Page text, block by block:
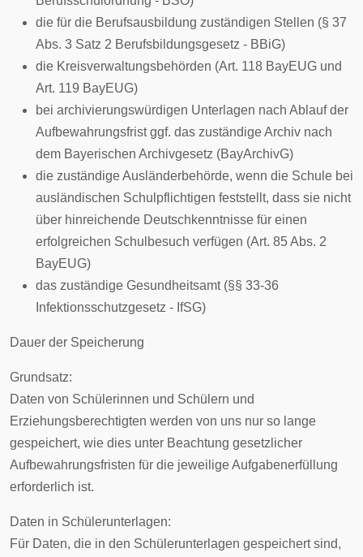
die für die Berufsausbildung zuständigen Stellen (§ 37
Abs. 3 Satz 2 Berufsbildungsgesetz - BBiG)
die Kreisverwaltungsbehörden (Art. 118 BayEUG und
Art. 119 BayEUG)
bei archivierungswürdigen Unterlagen nach Ablauf der
Aufbewahrungsfrist ggf. das zuständige Archiv nach
dem Bayerischen Archivgesetz (BayArchivG)
die zuständige Ausländerbehörde, wenn die Schule bei
ausländischen Schulpflichtigen feststellt, dass sie nicht
über hinreichende Deutschkenntnisse für einen
erfolgreichen Schulbesuch verfügen (Art. 85 Abs. 2
BayEUG)
das zuständige Gesundheitsamt (§§ 33-36
Infektionsschutzgesetz - IfSG)
Dauer der Speicherung
Grundsatz:
Daten von Schülerinnen und Schülern und
Erziehungsberechtigten werden von uns nur so lange
gespeichert, wie dies unter Beachtung gesetzlicher
Aufbewahrungsfristen für die jeweilige Aufgabenerfüllung
erforderlich ist.
Daten in Schülerunterlagen:
Für Daten, die in den Schülerunterlagen gespeichert sind,